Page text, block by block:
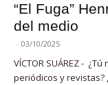
“El Fuga”
del medio
- 03/10/2025
VÍCTOR SUÁREZ -
periódicos y revistas?